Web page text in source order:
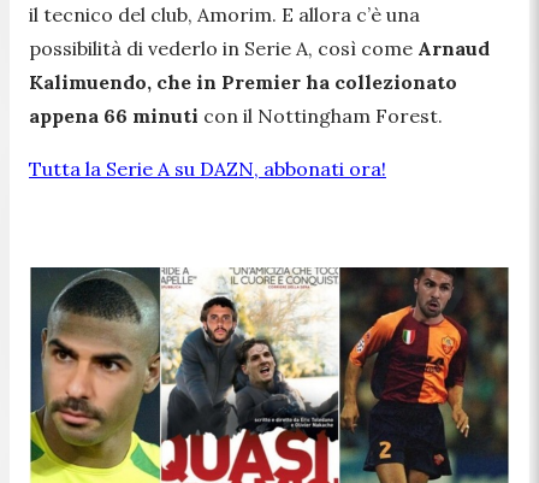
il tecnico del club, Amorim. E allora c’è una
possibilità di vederlo in Serie A, così come Arnaud
Kalimuendo, che in Premier ha collezionato
appena 66 minuti con il Nottingham Forest.
Tutta la Serie A su DAZN, abbonati ora!